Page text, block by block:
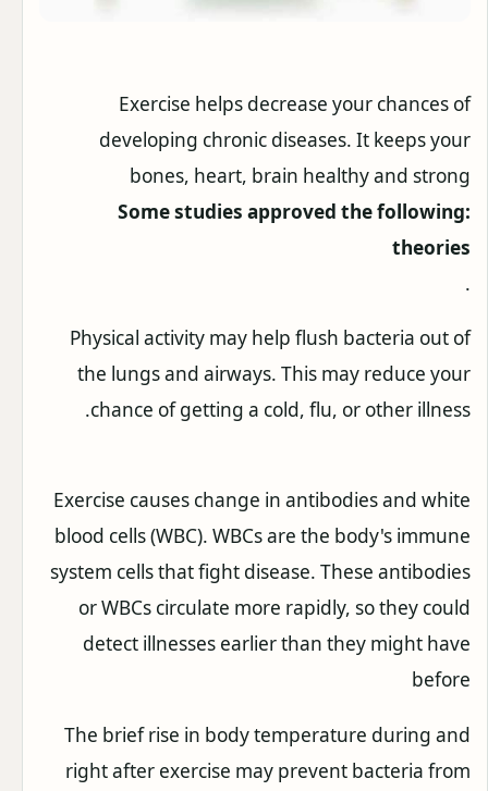
Exercise helps decrease your chances of
developing chronic diseases. It keeps your
bones, heart, brain healthy and strong
:Some studies approved the following
theories
.
Physical activity may help flush bacteria out of
the lungs and airways. This may reduce your
chance of getting a cold, flu, or other illness.
Exercise causes change in antibodies and white
blood cells (WBC). WBCs are the body's immune
system cells that fight disease. These antibodies
or WBCs circulate more rapidly, so they could
detect illnesses earlier than they might have
before
The brief rise in body temperature during and
right after exercise may prevent bacteria from